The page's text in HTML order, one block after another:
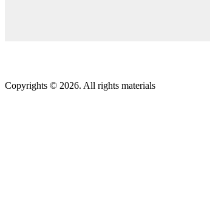
Copyrights © 2026. All rights materials